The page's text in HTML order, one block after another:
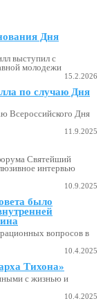
Дня
выступил с
молодежи
15.2.2026
по случаю Дня
Всероссийского Дня
11.9.2025
Святейший
интервью
10.9.2025
было
вопросов в
10.4.2025
Тихона»
с жизнью и
10.4.2025